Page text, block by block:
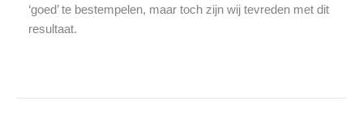
‘goed’ te bestempelen, maar toch zijn wij tevreden met dit
resultaat.